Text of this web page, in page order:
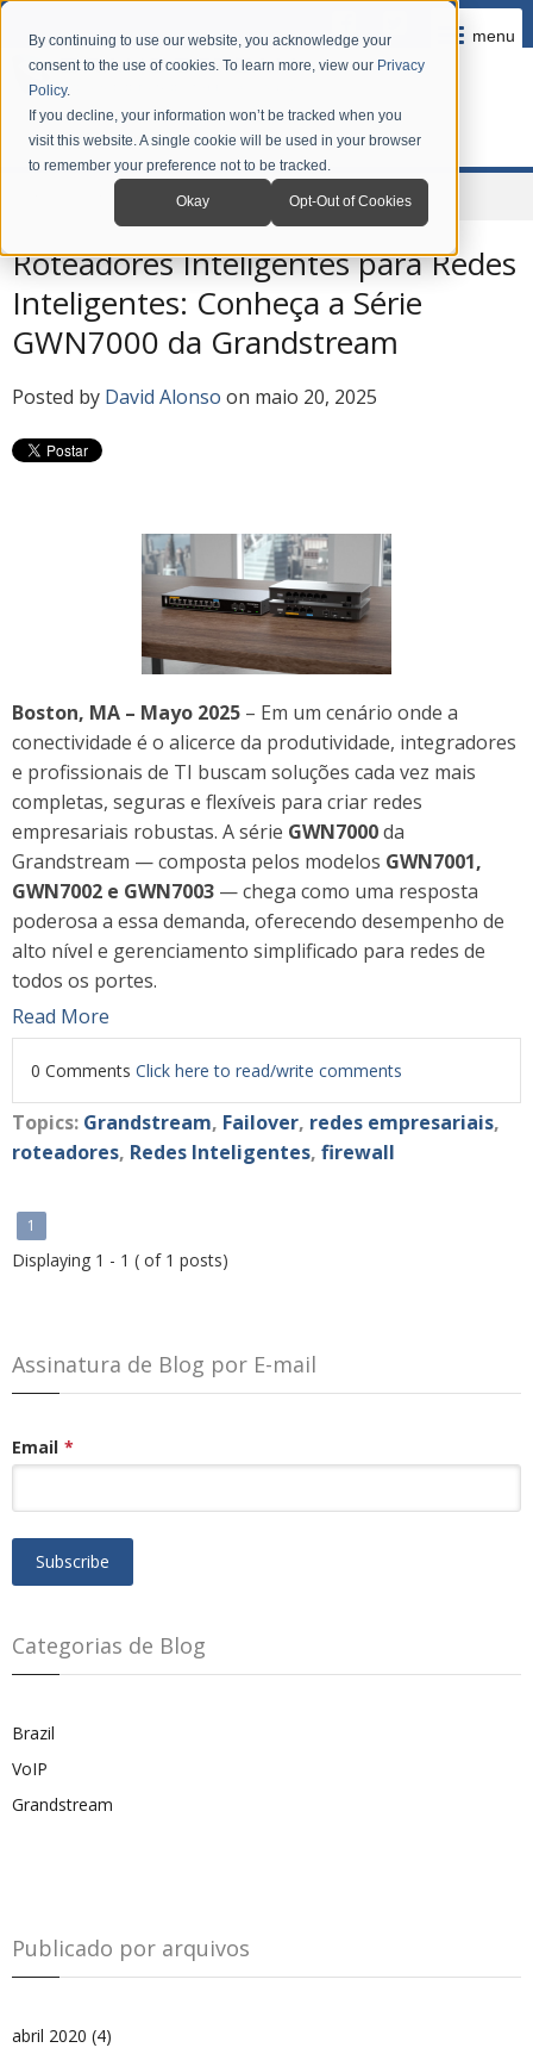
By continuing to use our website, you acknowledge your
consent to the use of cookies. To learn more, view our Privacy
Policy.
If you decline, your information won’t be tracked when you
visit this website. A single cookie will be used in your browser
to remember your preference not to be tracked.
Okay Opt-Out of Cookies
menu
News Grandstream Blog em Português
Roteadores Inteligentes para Redes
Inteligentes: Conheça a Série
GWN7000 da Grandstream
Posted by David Alonso on maio 20, 2025
Boston, MA – Mayo 2025 – Em um cenário onde a
conectividade é o alicerce da produtividade, integradores
e profissionais de TI buscam soluções cada vez mais
completas, seguras e flexíveis para criar redes
empresariais robustas. A série GWN7000da
Grandstream — composta pelos modelos GWN7001,
GWN7002 e GWN7003 — chega como uma resposta
poderosa a essa demanda, oferecendo desempenho de
alto nível e gerenciamento simplificado para redes de
todos os portes.
Read More
0 Comments Click here to read/write comments
Topics: Grandstream, Failover, redes empresariais,
roteadores, Redes Inteligentes, firewall
1
Displaying 1 - 1 ( of 1 posts)
Assinatura de Blog por E-mail
Email *
Categorias de Blog
Brazil
VoIP
Grandstream
Publicado por arquivos
abril 2020 (4)